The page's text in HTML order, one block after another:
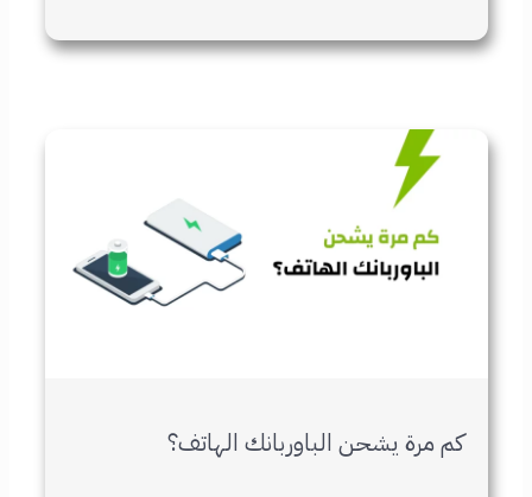
كم مرة يشحن الباوربانك الهاتف؟